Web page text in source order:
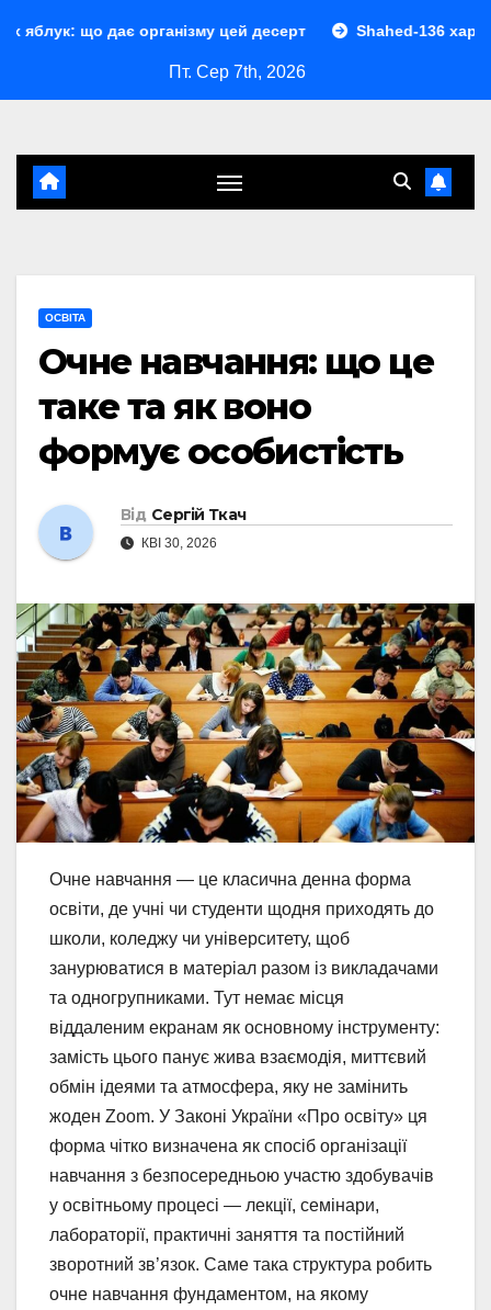
організму цей десерт Shahed-136 характеристики:
Пт. Сер 7th, 2026
ОСВІТА
Очне навчання: що це
таке та як воно
формує особистість
Від Сергій Ткач
КВІ 30, 2026
Очне навчання — це класична денна форма
освіти, де учні чи студенти щодня приходять до
школи, коледжу чи університету, щоб
занурюватися в матеріал разом із викладачами
та одногрупниками. Тут немає місця
віддаленим екранам як основному інструменту:
замість цього панує жива взаємодія, миттєвий
обмін ідеями та атмосфера, яку не замінить
жоден Zoom. У Законі України «Про освіту» ця
форма чітко визначена як спосіб організації
навчання з безпосередньою участю здобувачів
у освітньому процесі — лекції, семінари,
лабораторії, практичні заняття та постійний
зворотний зв’язок. Саме така структура робить
очне навчання фундаментом, на якому